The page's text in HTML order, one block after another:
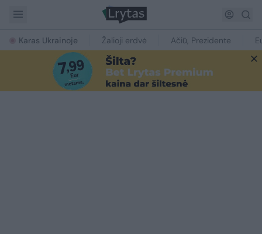
Karas Ukrainoje Žalioji erdvė Ačiū, Prezidente